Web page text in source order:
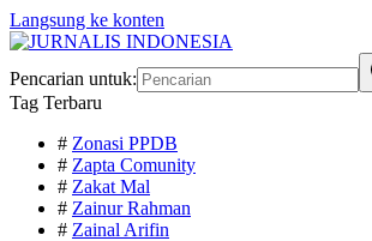
Langsung ke konten
Pencarian untuk:
Tag Terbaru
# Zonasi PPDB
# Zapta Comunity
# Zakat Mal
# Zainur Rahman
# Zainal Arifin